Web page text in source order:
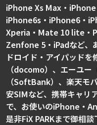
iPhone Xs Max・
iPhone6s・iPhone6・
Xperia・Mate 10 lite・
Zenfone 5・iPadなど、
ドロイド・アイパッド
（docomo）、エーユ
（SoftBank）、楽天モ
安SIMなど、携帯キャリ
で、お使いのiPhone・
是非FiX PARKまで御相